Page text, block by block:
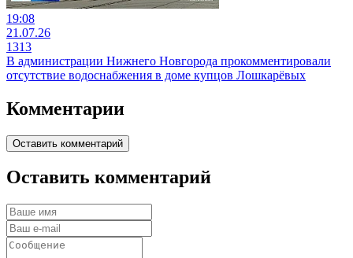
19:08
21.07.26
1313
В администрации Нижнего Новгорода прокомментировали
отсутствие водоснабжения в доме купцов Лошкарёвых
Комментарии
Оставить комментарий
Оставить комментарий